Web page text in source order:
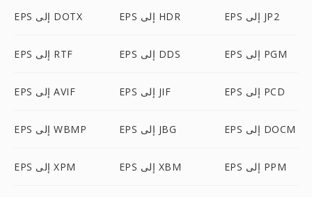
EPS إلى DOTX EPS إلى HDR EPS إلى JP2
EPS إلى RTF EPS إلى DDS EPS إلى PGM
EPS إلى AVIF EPS إلى JIF EPS إلى PCD
EPS إلى WBMP EPS إلى JBG EPS إلى DOCM
EPS إلى XPM EPS إلى XBM EPS إلى PPM